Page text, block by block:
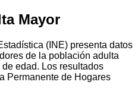
Mayor
(INE) presenta datos
de la población adulta
edad. Los resultados
Permanente de Hogares